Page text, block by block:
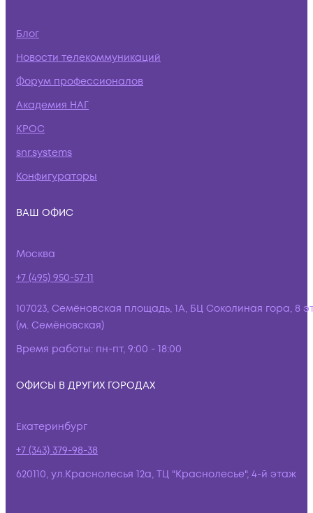
Блог
Новости телекоммуникаций
Форум профессионалов
Академия НАГ
КРОС
snr.systems
Конфигураторы
ВАШ ОФИС
Москва
+7 (495) 950-57-11
107023, Семёновская площадь, 1А, БЦ Соколиная гора, 8
(м. Семёновская)
Время работы: пн-пт, 9:00 - 18:00
ОФИСЫ В ДРУГИХ ГОРОДАХ
Екатеринбург
+7 (343) 379-98-38
620110, ул.Краснолесья 12а, ТЦ "Краснолесье", 4-й этаж